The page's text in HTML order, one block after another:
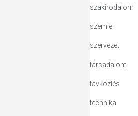
szakirodalom
szemle
szervezet
társadalom
távközlés
technika